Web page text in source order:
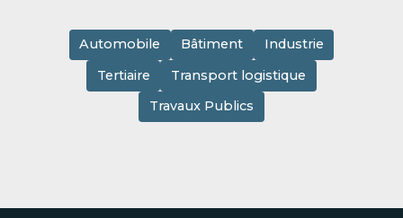
Automobile Bâtiment
Industrie
Tertiaire
Transport logistique
Travaux Publics